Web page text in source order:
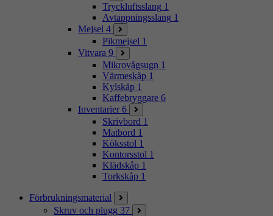
Tryckluftsslang 1
Avtappningsslang 1
Mejsel 4
Pikmejsel 1
Vitvara 9
Mikrovågsugn 1
Värmeskåp 1
Kylskåp 1
Kaffebryggare 6
Inventarier 6
Skrivbord 1
Matbord 1
Köksstol 1
Kontorsstol 1
Klädskåp 1
Torkskåp 1
Förbrukningsmaterial
Skruv och plugg 37